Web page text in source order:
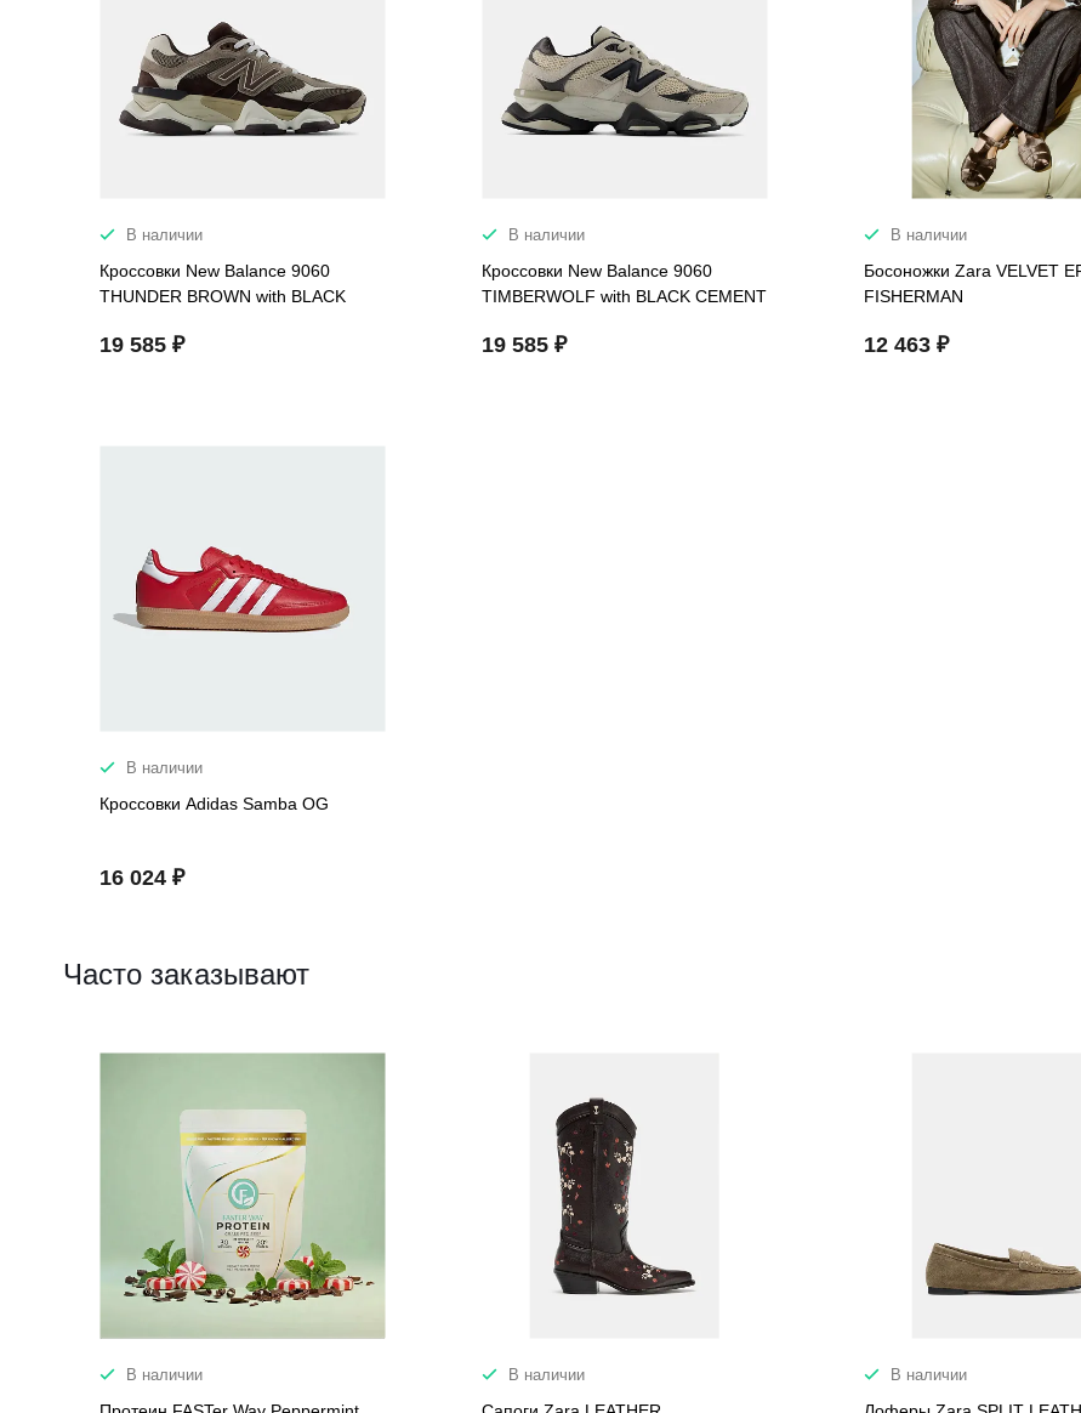
В наличии
Кроссовки New Balance 9060
THUNDER BROWN with BLACK
19 585 ₽
В наличии
Кроссовки New Balance 9060
TIMBERWOLF with BLACK CEMENT
19 585 ₽
В наличии
Босоножки Zara VELVET
FISHERMAN
12 463 ₽
В наличии
Кроссовки Adidas Samba OG
16 024 ₽
Часто заказывают
В наличии В наличии В наличии